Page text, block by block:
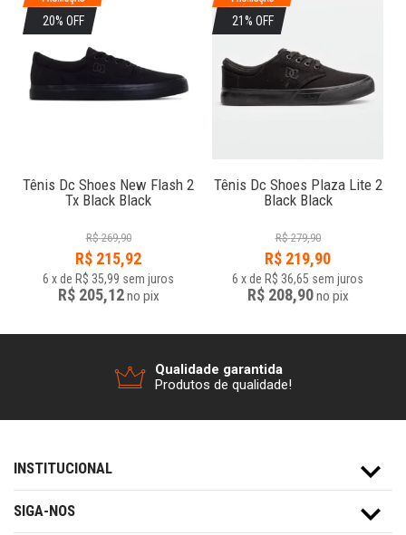
20% OFF
Tênis Dc Shoes New Flash 2
Tx Black Black
R$ 269,90
R$ 215,92
6 xde R$ 35,99 sem juros
R$ 205,12no pix
21% OFF
Tênis Dc Shoes Plaza Lite 2
Black Black
R$ 279,90
R$ 219,90
6 xde R$ 36,65 sem juros
R$ 208,90no pix
Qualidade garantida
Produtos de qualidade!
INSTITUCIONAL
SIGA-NOS